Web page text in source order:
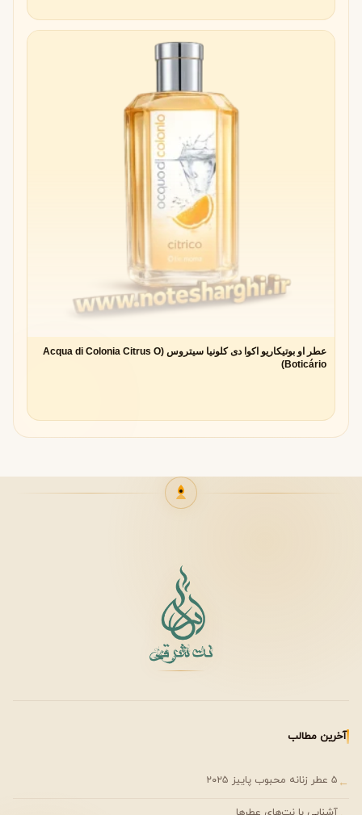
عطر او بوتیکاریو اکوا دی کلونیا سیتروس (Acqua di Colonia Citrus O
Boticário)
آخرین مطالب
← ۵ عطر زنانه محبوب پاییز ۲۰۲۵